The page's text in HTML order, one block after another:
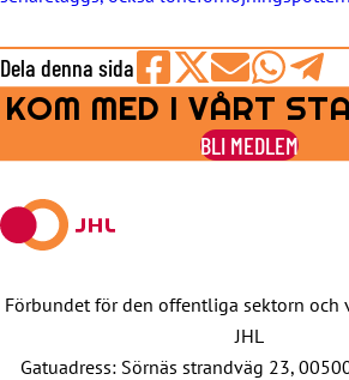
Dela denna sida
Share
on
Facebook
Share
on
Share
by
E-
Share
on
WhatsApp
Share
on
Telegram
KOM MED I VÅRT
BLI MEDLEM
Förbundet för den offentliga sektorn och
JHL
Gatuadress: Sörnäs strandväg 23,